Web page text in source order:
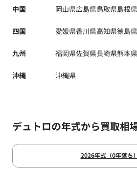
中国 岡山県広島県鳥取県島根県
四国 愛媛県香川県高知県徳島県
九州 福岡県佐賀県長崎県熊本県
沖縄 沖縄県
デュトロの年式から買取相
2026年式（0年落ち）